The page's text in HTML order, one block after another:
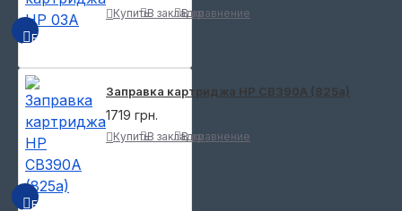
БЫСТРЫЙ ПРОСМОТР
КупитьВ закладкиВ сравнение
БЫСТРЫЙ ПРОСМОТР
Заправка картриджа HP CB390A (825a)
1719 грн.
КупитьВ закладкиВ сравнение